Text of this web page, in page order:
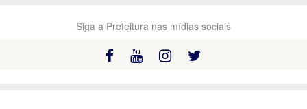
Siga a Prefeitura nas mídias sociais